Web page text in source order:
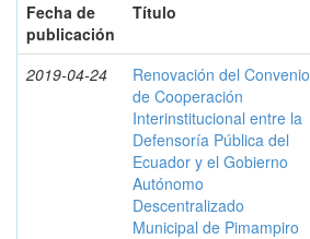
Fecha de
publicación
Título
2019-04-24
Renovación del Convenio
de Cooperación
Interinstitucional entre la
Defensoría Pública del
Ecuador y el Gobierno
Autónomo
Descentralizado
Municipal de Pimampiro